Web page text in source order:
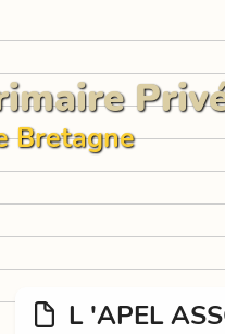
Bretagne
L 'APEL